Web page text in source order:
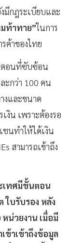
มีกฎระเบียบและ
ท้าทาย”ในการ
ค้าของไทย
ตอนที่ซับซ้อน
ะกว่า 100 คน
งและขนาด
งิน เพราะต้องรอ
ชนทำให้ได้เงิน
สามารถเข้าถึง
เทศมีขั้นตอน
ใบรับรอง หลัง
หน่วยงาน เมื่อมี
ข้าเข้าถึงข้อมูล